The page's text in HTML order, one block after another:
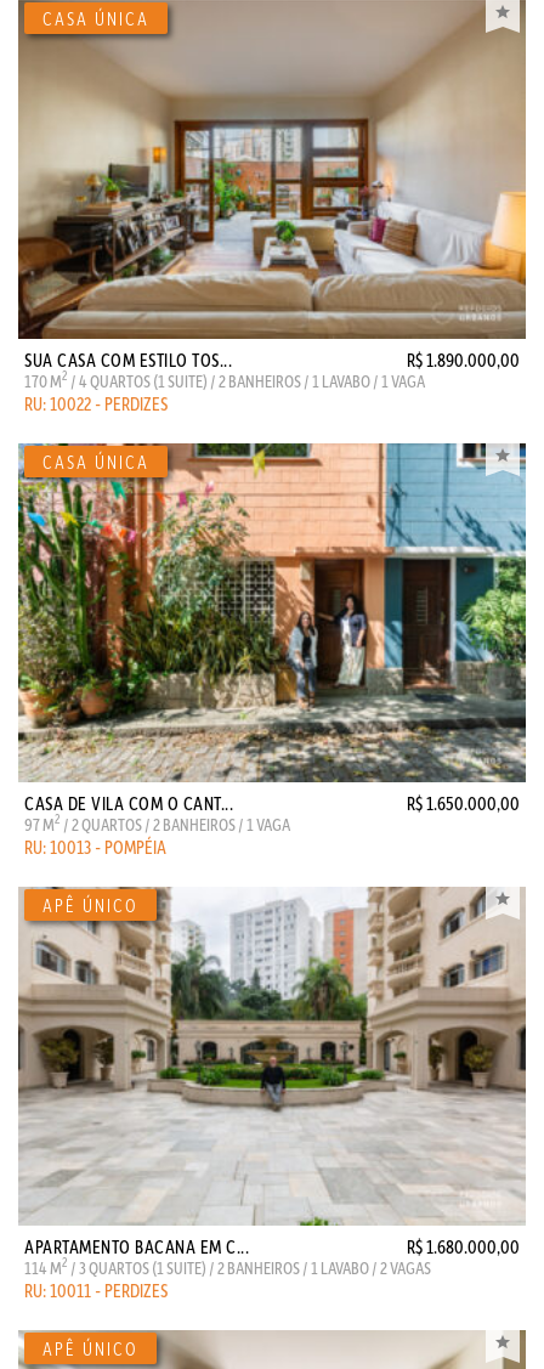
SUA CASA COM ESTILO TOS... R$ 1.890.000,00
170 M2 / 4 QUARTOS (1 SUITE) / 2 BANHEIROS / 1 LAVABO / 1 VAGA
RU: 10022 - PERDIZES
CASA DE VILA COM O CANT... R$ 1.650.000,00
97 M2 / 2 QUARTOS / 2 BANHEIROS / 1 VAGA
RU: 10013 - POMPÉIA
APARTAMENTO BACANA EM C... R$ 1.680.000,00
114 M2 / 3 QUARTOS (1 SUITE) / 2 BANHEIROS / 1 LAVABO / 2 VAGAS
RU: 10011 - PERDIZES